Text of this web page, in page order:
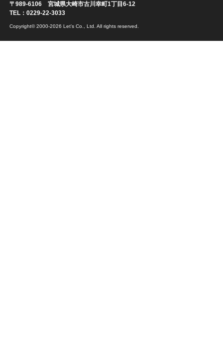
〒989-6106 宮城県大崎市古川幸町1丁目6-12
TEL：0229-22-3033
Copyright© 2000-2026 Let's Co., Ltd. All rights reserved.